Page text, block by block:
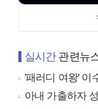
실시간관련뉴
'패러디 여왕' 이
아내 가출하자